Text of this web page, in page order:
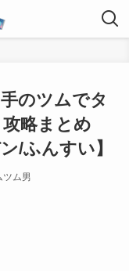
のツムでタ
略まとめ
/ふんすい】
ツム男